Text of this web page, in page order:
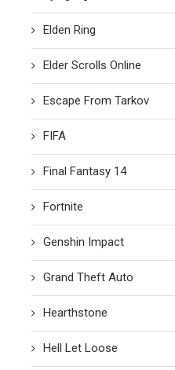
Elden Ring
Elder Scrolls Online
Escape From Tarkov
FIFA
Final Fantasy 14
Fortnite
Genshin Impact
Grand Theft Auto
Hearthstone
Hell Let Loose